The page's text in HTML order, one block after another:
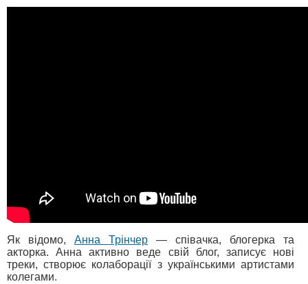
Як відомо, Анна Трінчер — співачка, блогерка та
акторка. Анна активно веде свій блог, записує нові
треки, створює колаборації з українськими артистами
колегами.